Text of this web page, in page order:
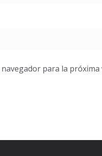
para la próxima